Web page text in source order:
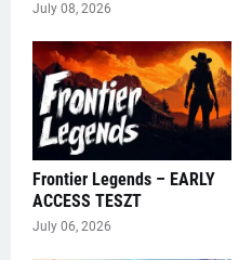
July 08, 2026
Frontier Legends – EARLY
ACCESS TESZT
July 06, 2026